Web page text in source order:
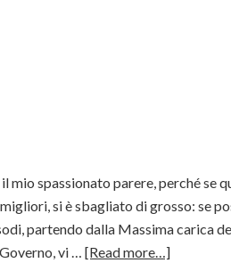
spassionato parere, perché se
si è sbagliato di grosso: se
partendo dalla Massima carica
vi … [Read more…]